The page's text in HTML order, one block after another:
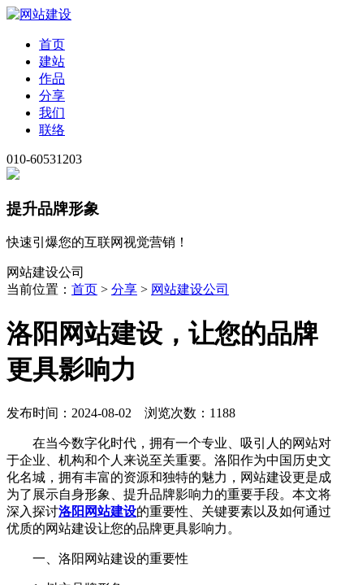
首页
建站
作品
分享
我们
联络
010-60531203
提升品牌形象
快速引爆您的互联网视觉营销！
网站建设公司
当前位置： 首页 > 分享 > 网站建设公司
洛阳网站建设，让您的品牌
更具影响力
发布时间：2024-08-02 浏览次数：1188
在当今数字化时代，拥有一个专业、吸引人的网站对
于企业、机构和个人来说至关重要。洛阳作为中国历史文
化名城，拥有丰富的资源和独特的魅力，网站建设更是成
为了展示自身形象、提升品牌影响力的重要手段。本文将
深入探讨洛阳网站建设的重要性、关键要素以及如何通过
优质的网站建设让您的品牌更具影响力。
一、洛阳网站建设的重要性